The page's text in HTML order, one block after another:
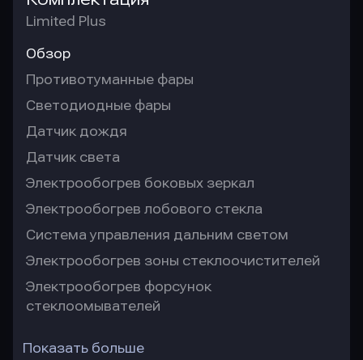
Limited Plus
Обзор
Противотуманные фары
Светодиодные фары
Датчик дождя
Датчик света
Электрообогрев боковых зеркал
Электрообогрев лобового стекла
Система управления дальним светом
Электрообогрев зоны стеклоочистителей
Электрообогрев форсунок
стеклоомывателей
Показать больше